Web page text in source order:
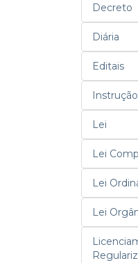
Decreto
Diária
Editais
Lei
Lei
Lei
Lei